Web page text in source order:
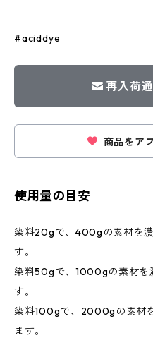
#aciddye
再入荷
商品をア
使用量の目安
染料20gで、400gの素材を
す。
染料50gで、1000gの素材を
す。
染料100gで、2000gの素材
ます。